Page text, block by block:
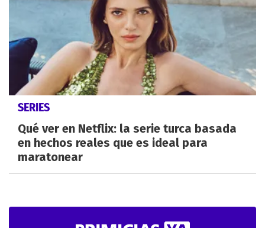
SERIES
Qué ver en Netflix: la serie turca basada
en hechos reales que es ideal para
maratonear